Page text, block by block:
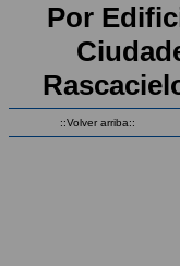
Por
::Volver arriba::